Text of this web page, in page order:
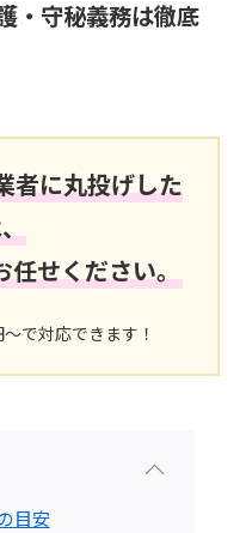
・守秘義務は徹底
者に丸投げした
任せください。
で対応できます！
目安